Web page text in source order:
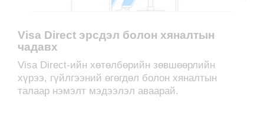
Visa Direct эрсдэл болон хяналтын
чадавх
Visa Direct-ийн хөтөлбөрийн зөвшөөрлийн
хүрээ, гүйлгээний өгөгдөл болон хяналтын
талаар нэмэлт мэдээлэл аваарай.